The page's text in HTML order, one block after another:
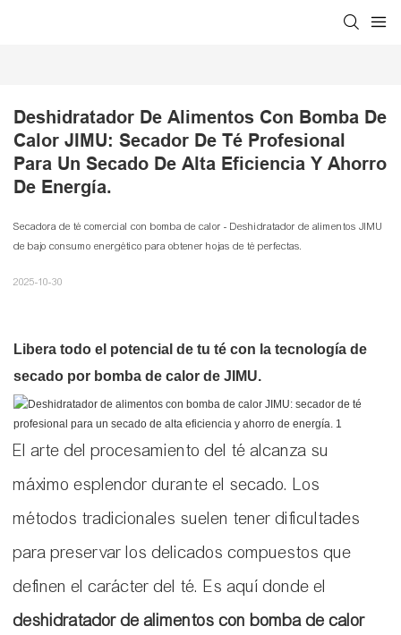
Deshidratador De Alimentos Con Bomba De
Calor JIMU: Secador De Té Profesional
Para Un Secado De Alta Eficiencia Y Ahorro
De Energía.
Secadora de té comercial con bomba de calor - Deshidratador de alimentos JIMU
de bajo consumo energético para obtener hojas de té perfectas.
2025-10-30
Libera todo el potencial de tu té con la tecnología de
secado por bomba de calor de JIMU.
El arte del procesamiento del té alcanza su
máximo esplendor durante el secado. Los
métodos tradicionales suelen tener dificultades
para preservar los delicados compuestos que
definen el carácter del té. Es aquí donde el
deshidratador de alimentos con bomba de calor